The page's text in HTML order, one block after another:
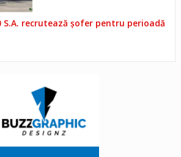
S.A. recrutează șofer pentru perioadă